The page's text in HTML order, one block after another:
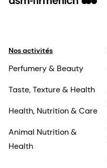
Nos activités
Perfumery & Beauty
Taste, Texture & Health
Health, Nutrition & Care
Animal Nutrition &
Health